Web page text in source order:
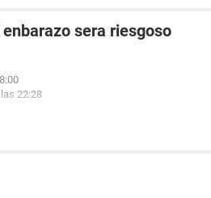
sera riesgoso
22:28